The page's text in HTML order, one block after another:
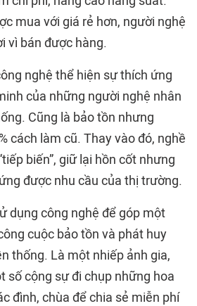
mua với giá rẻ hơn, người nghệ
vì bán được hàng.
nghệ thể hiện sự thích ứng
của những người nghệ nhân
Cũng là bảo tồn nhưng
cách làm cũ. Thay vào đó, nghề
biến”, giữ lại hồn cốt nhưng
được nhu cầu của thị trường.
dụng công nghệ để góp một
cuộc bảo tồn và phát huy
thống. Là một nhiếp ảnh gia,
số cộng sự đi chụp những hoa
đình, chùa để chia sẻ miễn phí